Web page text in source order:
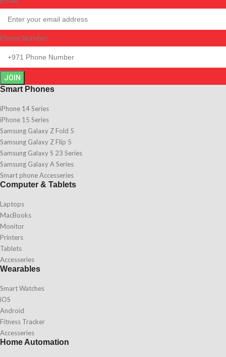
Phone Number
JOIN
Smart Phones
iPhone 14 Series
iPhone 15 Series
Samsung Galaxy Z Fold 5
Samsung Galaxy Z Flip 5
Samsung Galaxy S 23 Series
Samsung Galaxy A Series
Smart phone Accesseries
Computer & Tablets
Laptops
MacBooks
Monitor
Printers
Tablets
Accesseries
Wearables
Smart Watches
iOS
Android
Fitness Tracker
Accesseries
Home Automation